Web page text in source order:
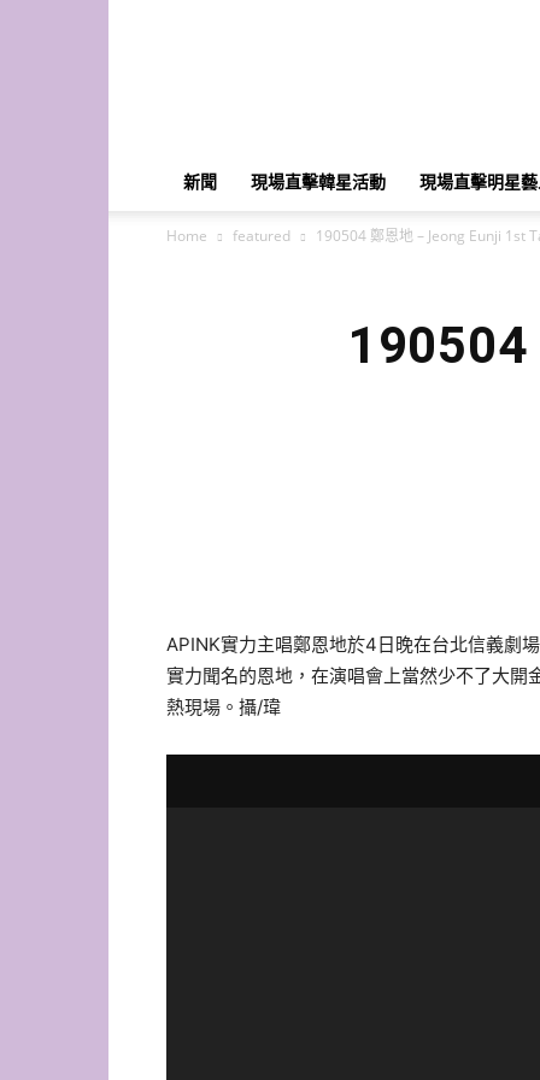
新聞 現場直擊韓星活動 現場直擊明星
Home featured 190504 鄭恩地 – Jeong Eunji 1st
APINK實力主唱鄭恩地於4日晚在台北信義劇
實力聞名的恩地，在演唱會上當然少不了大
熱現場。攝/瑋